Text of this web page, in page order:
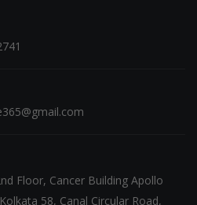
Floor, Cancer Building Apollo
58, Canal Circular Road,